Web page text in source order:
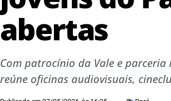
abertas
Com patrocínio da Vale e parceria
reúne oficinas audiovisuais,